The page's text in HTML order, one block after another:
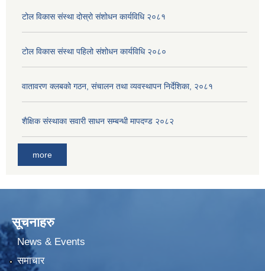
टोल विकास संस्था दोस्रो संशोधन कार्यविधि २०८१
टोल विकास संस्था पहिलो संशोधन कार्यविधि २०८०
वातावरण क्लबको गठन, संचालन तथा व्यवस्थापन निर्देशिका, २०८१
शैक्षिक संस्थाका सवारी साधन सम्बन्धी मापदण्ड २०८२
more
सूचनाहरु
News & Events
समाचार